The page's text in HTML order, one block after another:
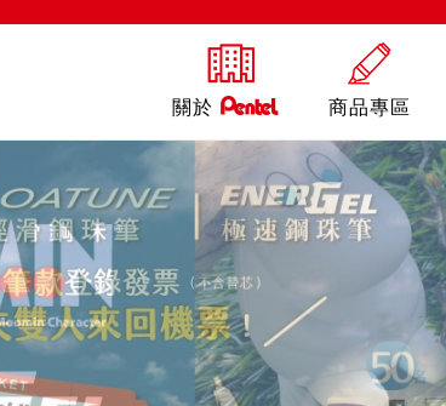
關於 商品專區
Sterling